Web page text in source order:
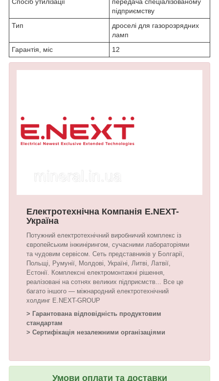
підприємству
Тип
дроселі для газорозрядних
ламп
Гарантія, міс
12
Електротехнічна Компанія E.NEXT-
Україна
Потужний електротехнічний виробничий комплекс із
європейським інжинірингом, сучасними лабораторіями
та чудовим сервісом. Сеть представників у Болгарії,
Польщі, Румунії, Молдові, Україні, Литві, Латвії,
Естонії. Комплексні електромонтажні рішення,
реалізовані на сотнях великих підприємств... Все це
багато іншого — міжнародний електротехнічний
холдинг E.NEXT-GROUP
> Гарантована відповідність продуктовим
стандартам
> Сертифікація незалежними організаціями
Умови оплати та доставки